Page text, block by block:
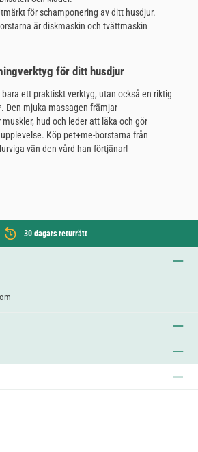
för schamponering av ditt husdjur.
är diskmaskin och tvättmaskin
för ditt husdjur
ett praktiskt verktyg, utan också en riktig
Den mjuka massagen främjar
hud och leder att läka och gör
Köp pet+me-borstarna från
vän den vård han förtjänar!
30 dagars returrätt